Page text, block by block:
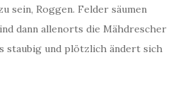
sein, Roggen. Felder säumen
dann allenorts die Mähdrescher
staubig und plötzlich ändert sich